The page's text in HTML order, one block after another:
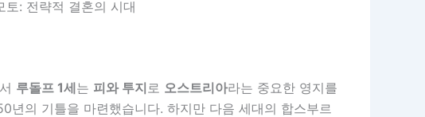
토: 전략적 결혼의 시대
루돌프 1세는 피와 투지 로 오스트리아라는 중요한 영지를
년의 기틀을 마련했습니다. 하지만 다음 세대의 합스부르